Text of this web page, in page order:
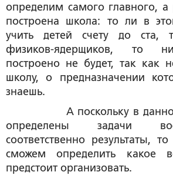
определим самого главного, а
построена школа: то ли в
учить детей счету до ста,
физиков-ядерщиков, то
построено не будет, так как
школу, о предназначении
знаешь.
А поскольку в данном
определены задачи
соответственно результаты,
сможем определить какое
предстоит организовать.